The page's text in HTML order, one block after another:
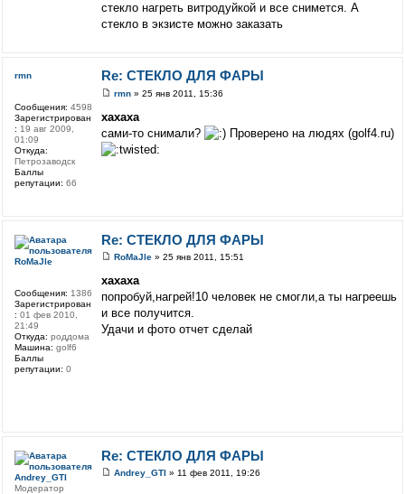
стекло нагреть витродуйкой и все снимется. А
стекло в экзисте можно заказать
Re: СТЕКЛО ДЛЯ ФАРЫ
rmn» 25 янв 2011, 15:36
xaxaxa
сами-то снимали?
Проверено на людях (golf4.ru)
rmn
Сообщения: 4598
Зарегистрирован
: 19 авг 2009,
01:09
Откуда:
Петрозаводск
Баллы
репутации: 66
Re: СТЕКЛО ДЛЯ ФАРЫ
RoMaJle» 25 янв 2011, 15:51
xaxaxa
попробуй,нагрей!10 человек не смогли,а ты нагреешь
и все получится.
Удачи и фото отчет сделай
RoMaJle
Сообщения: 1386
Зарегистрирован
: 01 фев 2010,
21:49
Откуда: роддома
Машина: golf6
Баллы
репутации: 0
Re: СТЕКЛО ДЛЯ ФАРЫ
Andrey_GTI» 11 фев 2011, 19:26
Andrey_GTI
Модератор